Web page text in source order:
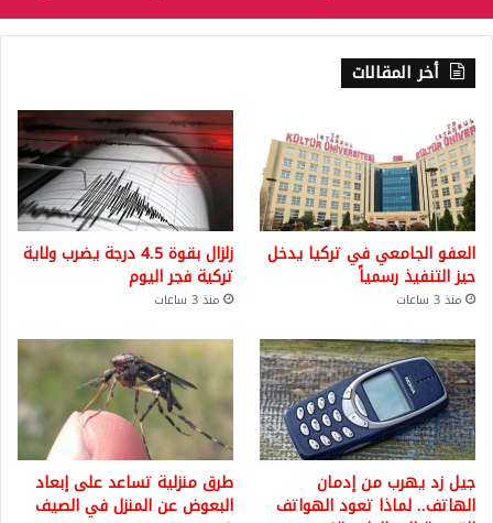
أخر المقالات
العفو الجامعي في تركيا يدخل
حيز التنفيذ رسمياً
منذ 3 ساعات
زلزال بقوة 4.5 درجة يضرب ولاية
تركية فجر اليوم
منذ 3 ساعات
جيل زد يهرب من إدمان
الهاتف.. لماذا تعود الهواتف
طرق منزلية تساعد على إبعاد
البعوض عن المنزل في الصيف